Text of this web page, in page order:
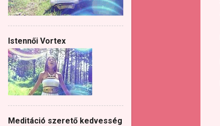
Istennői Vortex
Meditáció szerető kedvesség